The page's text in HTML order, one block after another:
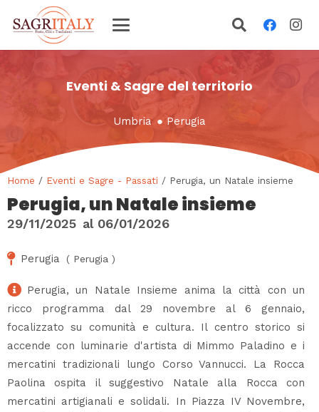
Eventi & Sagre del territorio
Umbria ● Perugia
Home / Eventi e Sagre - Passati / Perugia, un Natale insieme
Perugia, un Natale insieme
29/11/2025 al 06/01/2026
Perugia ( Perugia )
Perugia, un Natale Insieme anima la città con un
ricco programma dal 29 novembre al 6 gennaio,
focalizzato su comunità e cultura. Il centro storico si
accende con luminarie d'artista di Mimmo Paladino e i
mercatini tradizionali lungo Corso Vannucci. La Rocca
Paolina ospita il suggestivo Natale alla Rocca con
mercatini artigianali e solidali. In Piazza IV Novembre,